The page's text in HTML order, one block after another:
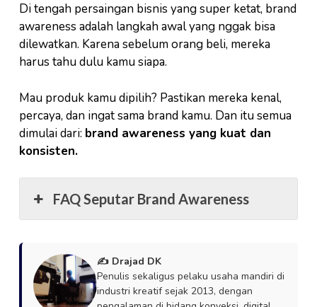
Di tengah persaingan bisnis yang super ketat, brand
awareness adalah langkah awal yang nggak bisa
dilewatkan. Karena sebelum orang beli, mereka
harus tahu dulu kamu siapa.
Mau produk kamu dipilih? Pastikan mereka kenal,
percaya, dan ingat sama brand kamu. Dan itu semua
dimulai dari: brand awareness yang kuat dan
konsisten.
FAQ Seputar Brand Awareness
✍️ Drajad DK
Penulis sekaligus pelaku usaha mandiri di
industri kreatif sejak 2013, dengan